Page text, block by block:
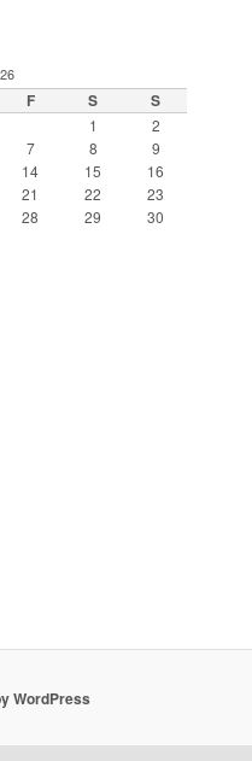
F S S
1
2
7 8
9
14 15
16
21 22
23
28 29
30
WordPress